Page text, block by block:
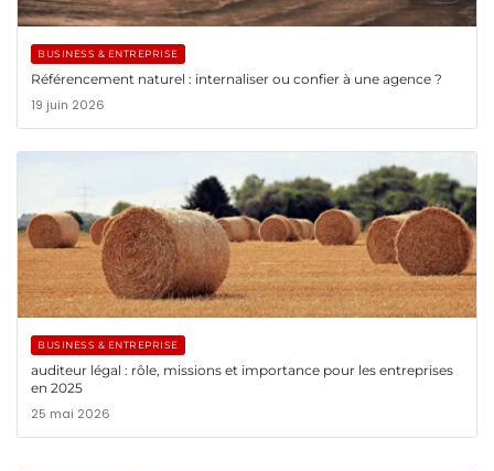
BUSINESS & ENTREPRISE
Référencement naturel : internaliser ou confier à une agence ?
19 juin 2026
BUSINESS & ENTREPRISE
auditeur légal : rôle, missions et importance pour les entreprises
en 2025
25 mai 2026